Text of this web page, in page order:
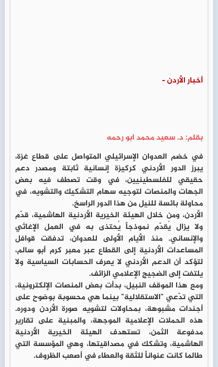
أخبار الأردن -
بقلم: د. سعيد محمد ابو رحمه
في خضم العدوان الإسرائيلي المتواصل على قطاع غزة،
يبرز الدور الأردني كركيزة إنسانية ثابتة ومصدر دعم
حقيقي للفلسطينيين، في وقت تصطف فيه بعض
الجهات والمنصات لتوجيه سهام التشكيك والتشويه، في
محاولة بائسة للنيل من هذا الدور الراسخ.
الأردن، ومن خلال الهيئة الخيرية الأردنية الهاشمية، قدّم
ولا يزال يُقدّم نموذجاً يُحتذى به في العمل الإغاثي
والإنساني. منذ الأيام الأولى للعدوان، تدفقت قوافل
المساعدات الأردنية إلى القطاع عبر معبر كرم أبو سالم،
لتؤكد أن الدعم الأردني لا يعرف الحسابات السياسية ولا
يلتفت إلى الضجيج الإعلامي الزائف.
ومع هذا الموقف النبيل، بدأت بعض المنصات الإلكترونية،
التي تدّعي "الاستقلالية" بينما هي محسوبة بوضوح على
أجندات مشبوهة، بمحاولات لتشويه صورة الأردن ودوره.
هذه الحملات الإعلامية الموجهة، والمبنية على تقارير
مدفوعة الثمن، تستهدف الهيئة الخيرية الأردنية
الهاشمية، وتشكك في مصداقيتها، وهي المؤسسة التي
طالما كانت عنواناً للثقة والعطاء في أصعب الظروف.